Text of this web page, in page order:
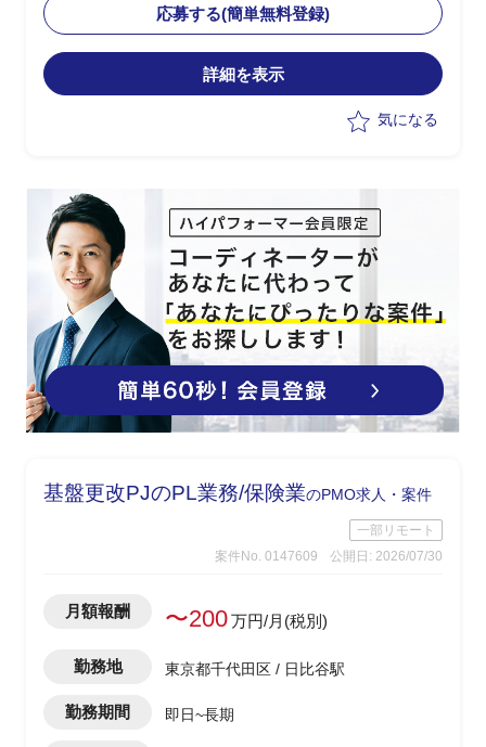
・「これありきで進める」システム構築
の方針に基づき、基盤刷新の推進役を担
当
・アジャイル的な開発スタイルでのPJ推
・5〜6名体制のチームでの技術検討、意
まとめを担当
応募する(簡単無料登録)
詳細を表示
気になる
基盤更改PJのPL業務/保険業のPMO求人・案件
一部リモート
案件No. 0147609
公開日: 2026/07/30
月額報酬 〜200万円/月(税別)
勤務地 東京都千代田区 / 日比谷駅
勤務期間 即日~長期